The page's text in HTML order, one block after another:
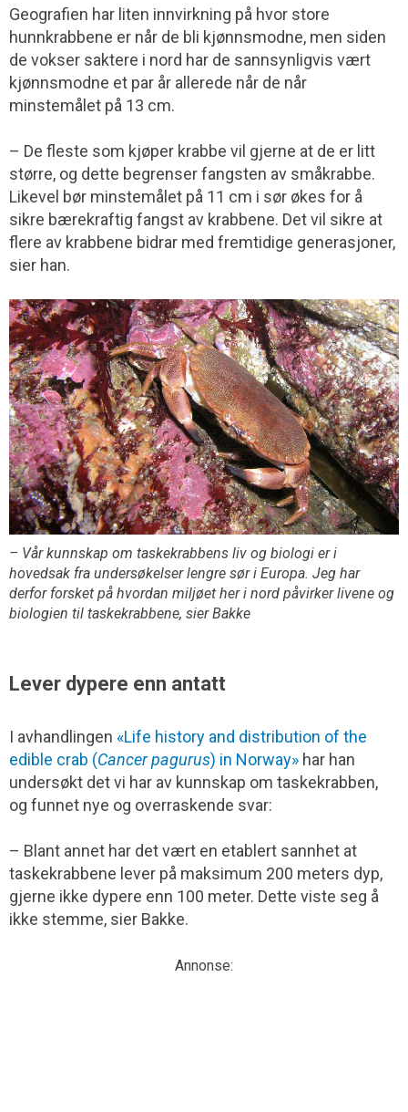
Geografien har liten innvirkning på hvor store
hunnkrabbene er når de bli kjønnsmodne, men siden
de vokser saktere i nord har de sannsynligvis vært
kjønnsmodne et par år allerede når de når
minstemålet på 13 cm.
– De fleste som kjøper krabbe vil gjerne at de er litt
større, og dette begrenser fangsten av småkrabbe.
Likevel bør minstemålet på 11 cm i sør økes for å
sikre bærekraftig fangst av krabbene. Det vil sikre at
flere av krabbene bidrar med fremtidige generasjoner,
sier han.
– Vår kunnskap om taskekrabbens liv og biologi er i
hovedsak fra undersøkelser lengre sør i Europa. Jeg har
derfor forsket på hvordan miljøet her i nord påvirker livene og
biologien til taskekrabbene, sier Bakke
Lever dypere enn antatt
I avhandlingen «Life history and distribution of the
edible crab (Cancer pagurus) in Norway» har han
undersøkt det vi har av kunnskap om taskekrabben,
og funnet nye og overraskende svar:
– Blant annet har det vært en etablert sannhet at
taskekrabbene lever på maksimum 200 meters dyp,
gjerne ikke dypere enn 100 meter. Dette viste seg å
ikke stemme, sier Bakke.
Annonse: